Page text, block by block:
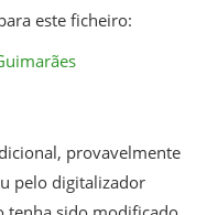
este ficheiro:
provavelmente
pelo digitalizador